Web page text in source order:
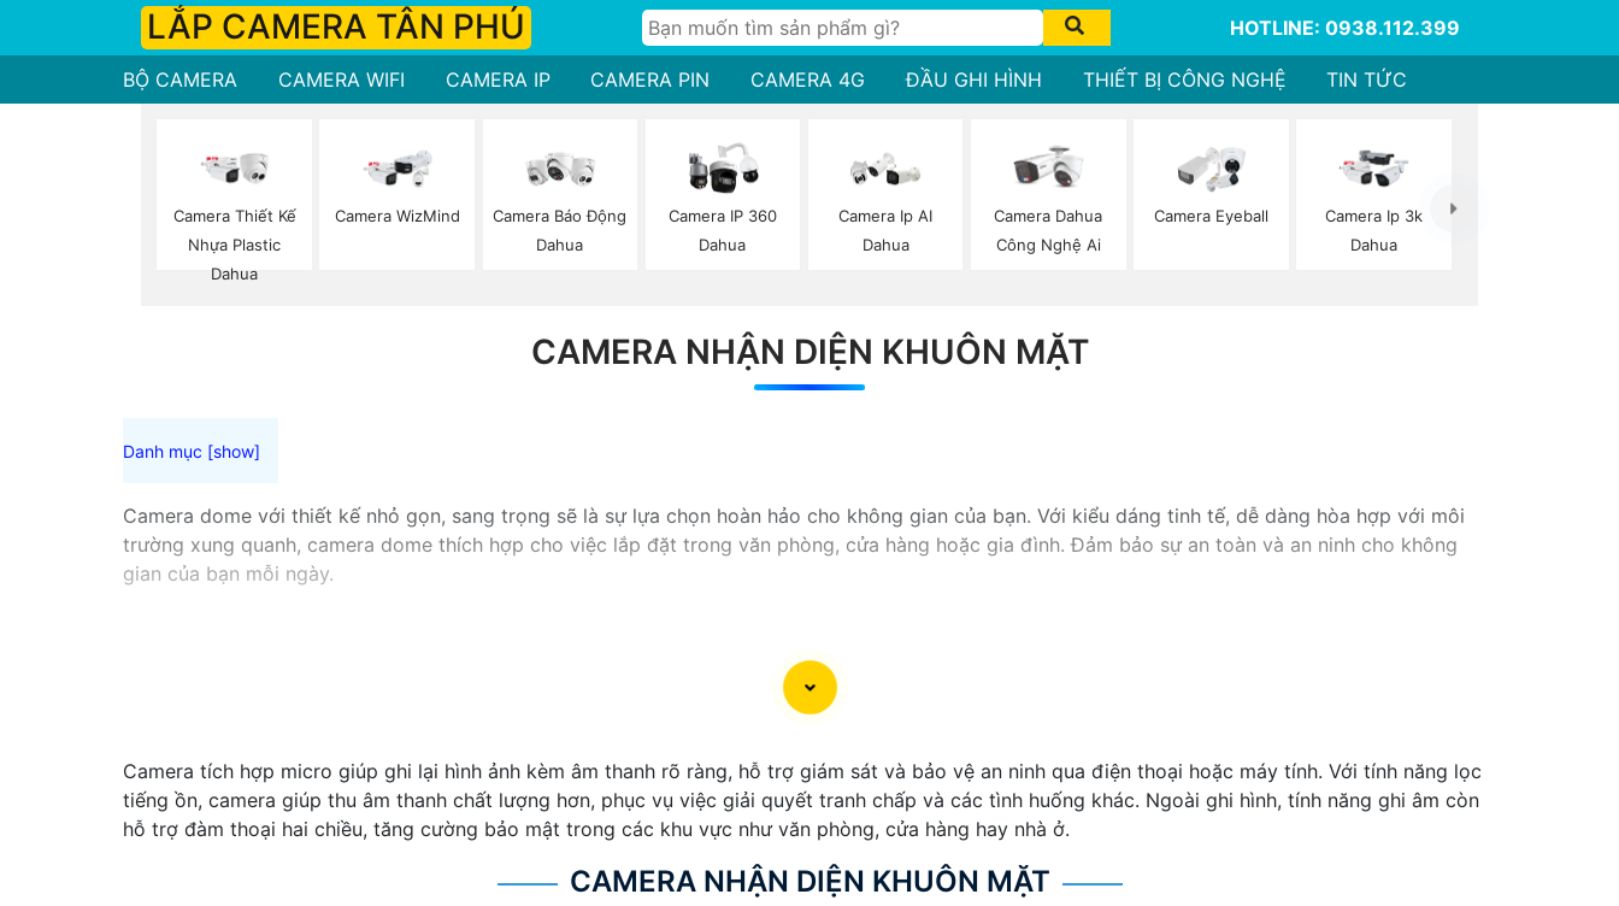
LẮP CAMERA TÂN PHÚ HOTLINE: 0938.112.399
BỘ CAMERA CAMERA WIFI CAMERA IP CAMERA PIN CAMERA 4G ĐẦU GHI HÌNH THIẾT BỊ CÔNG NGHỆ TIN TỨC
Camera Thiết Kế
Nhựa Plastic
Dahua
Camera WizMind
Camera Báo Động
Dahua
Camera IP 360
Dahua
Camera Ip AI
Dahua
Camera Dahua
Công Nghệ Ai
Camera Eyeball
Camera Ip 3k
Dahua
CAMERA NHẬN DIỆN KHUÔN MẶT
Camera dome với thiết kế nhỏ gọn, sang trọng sẽ là sự lựa chọn hoàn hảo cho không gian của bạn. Với kiểu dáng tinh tế, dễ dàng hòa hợp với môi
trường xung quanh, camera dome thích hợp cho việc lắp đặt trong văn phòng, cửa hàng hoặc gia đình. Đảm bảo sự an toàn và an ninh cho không
gian của bạn mỗi ngày.
Camera tích hợp micro giúp ghi lại hình ảnh kèm âm thanh rõ ràng, hỗ trợ giám sát và bảo vệ an ninh qua điện thoại hoặc máy tính. Với tính năng lọc
tiếng ồn, camera giúp thu âm thanh chất lượng hơn, phục vụ việc giải quyết tranh chấp và các tình huống khác. Ngoài ghi hình, tính năng ghi âm còn
hỗ trợ đàm thoại hai chiều, tăng cường bảo mật trong các khu vực như văn phòng, cửa hàng hay nhà ở.
CAMERA NHẬN DIỆN KHUÔN MẶT